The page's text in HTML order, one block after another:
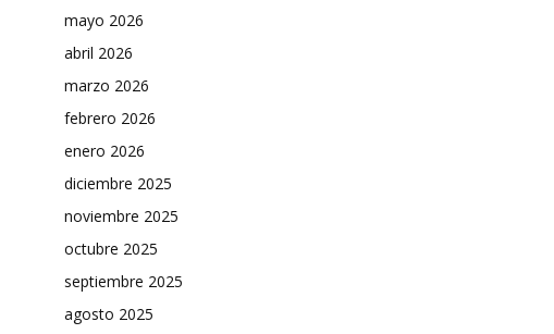
mayo 2026
abril 2026
marzo 2026
febrero 2026
enero 2026
diciembre 2025
noviembre 2025
octubre 2025
septiembre 2025
agosto 2025